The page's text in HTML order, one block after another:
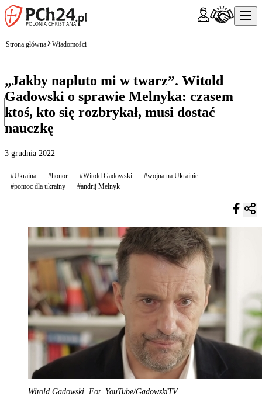
Strona główna Wiadomości
„Jakby napluto mi w twarz”. Witold
Gadowski o sprawie Melnyka: czasem
ktoś, kto się rozbrykał, musi dostać
nauczkę
3 grudnia 2022
#Ukraina #honor #Witold Gadowski
#wojna na Ukrainie
#pomoc dla ukrainy
#andrij Melnyk
Witold Gadowski. Fot. YouTube/GadowskiTV